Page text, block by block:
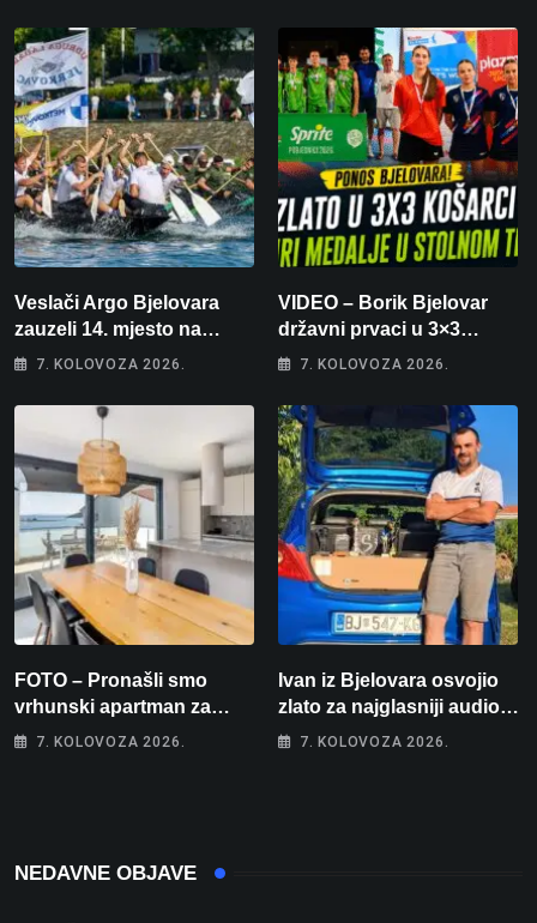
Veslači Argo Bjelovara
zauzeli 14. mjesto na
brzincu
7. KOLOVOZA 2026.
VIDEO – Borik Bjelovar
državni prvaci u 3×3
košarci, Klara Končar je
stolnom tenisu!
7. KOLOVOZA 2026.
FOTO – Pronašli smo
vrhunski apartman za
odmor: Pogled na more, tri
7. KOLOVOZA 2026.
Ivan iz Bjelovara osvojio
zlato za najglasniji audio
sustav i srušio osobni
7. KOLOVOZA 2026.
NEDAVNE OBJAVE